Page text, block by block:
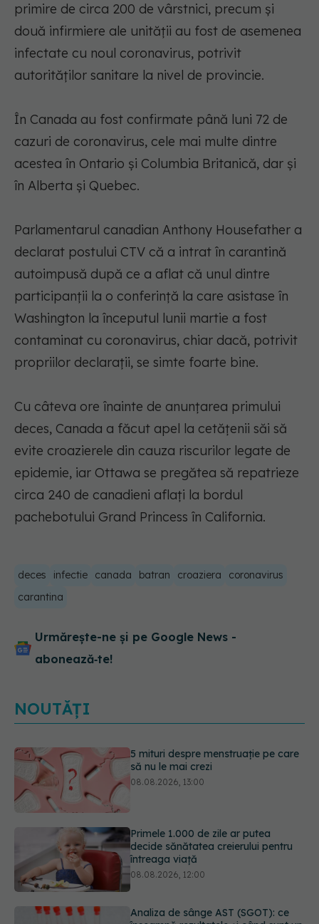
primire de circa 200 de vârstnici, precum şi
două infirmiere ale unităţii au fost de asemenea
infectate cu noul coronavirus, potrivit
autorităţilor sanitare la nivel de provincie.
În Canada au fost confirmate până luni 72 de
cazuri de coronavirus, cele mai multe dintre
acestea în Ontario şi Columbia Britanică, dar şi
în Alberta şi Quebec.
Parlamentarul canadian Anthony Housefather a
declarat postului CTV că a intrat în carantină
autoimpusă după ce a aflat că unul dintre
participanţii la o conferinţă la care asistase în
Washington la începutul lunii martie a fost
contaminat cu coronavirus, chiar dacă, potrivit
propriilor declaraţii, se simte foarte bine.
Cu câteva ore înainte de anunţarea primului
deces, Canada a făcut apel la cetăţenii săi să
evite croazierele din cauza riscurilor legate de
epidemie, iar Ottawa se pregătea să repatrieze
circa 240 de canadieni aflaţi la bordul
pachebotului Grand Princess în California.
deces infectie canada batran croaziera
coronavirus
carantina
Urmărește-ne și pe Google News -
abonează‑te!
NOUTĂȚI
Primele 1.000 de zile ar putea
decide sănătatea creierului pentru
întreaga viață
Analiza de sânge AST (SGOT): ce
înseamnă rezultatele și când sunt un
semnal de alarmă
08.08.2026, 11:00
Trucul simplu de vară care te